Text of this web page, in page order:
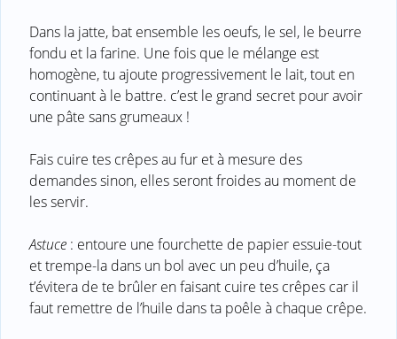
Dans la jatte, bat ensemble les oeufs, le sel, le beurre
fondu et la farine. Une fois que le mélange est
homogène, tu ajoute progressivement le lait, tout en
continuant à le battre. c’est le grand secret pour avoir
une pâte sans grumeaux !
Fais cuire tes crêpes au fur et à mesure des
demandes sinon, elles seront froides au moment de
les servir.
Astuce : entoure une fourchette de papier essuie-tout
et trempe-la dans un bol avec un peu d’huile, ça
t’évitera de te brûler en faisant cuire tes crêpes car il
faut remettre de l’huile dans ta poêle à chaque crêpe.